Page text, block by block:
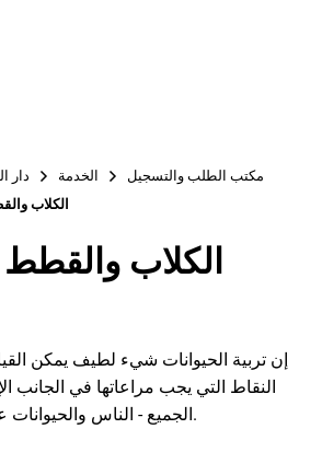
Русский
دار الخدمة
مكتب الطلب والتسجيل
الكلاب
الكلاب والقطط
إن تربية الحيوانات شيء لطيف يمكن
النقاط التي يجب مراعاتها في الجانب
الجميع - الناس والحيوانات على حد سواء - في وئام.